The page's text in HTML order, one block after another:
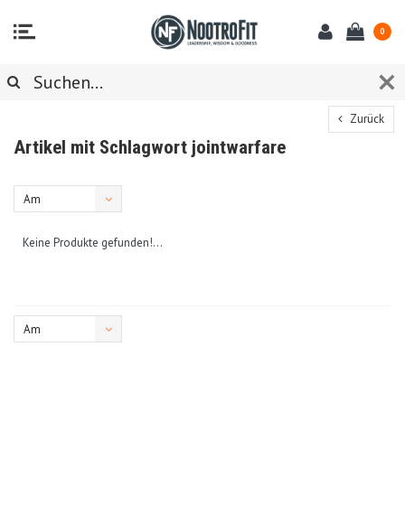
0
Zurück
Artikel mit Schlagwort jointwarfare
Am
Keine Produkte gefunden!...
Am